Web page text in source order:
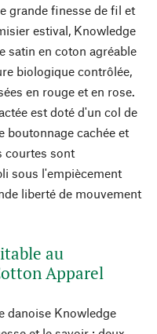
grande finesse de fil et
estival, Knowledge
satin en coton agréable
biologique contrôlée,
en rouge et en rose.
est doté d'un col de
boutonnage cachée et
courtes sont
sous l'empiècement
liberté de mouvement
au
Apparel
danoise Knowledge